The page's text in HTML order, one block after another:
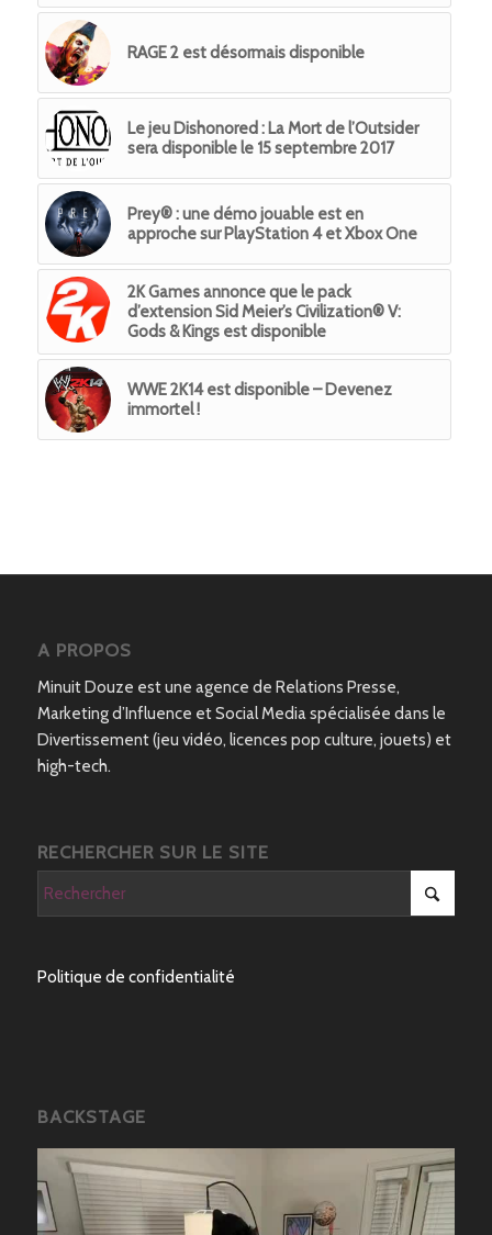
RAGE 2 est désormais disponible
Le jeu Dishonored : La Mort de l’Outsider
sera disponible le 15 septembre 2017
Prey® : une démo jouable est en
approche sur PlayStation 4 et Xbox One
2K Games annonce que le pack
d’extension Sid Meier’s Civilization® V:
Gods & Kings est disponible
WWE 2K14 est disponible – Devenez
immortel !
A PROPOS
Minuit Douze est une agence de Relations Presse,
Marketing d’Influence et Social Media spécialisée dans le
Divertissement (jeu vidéo, licences pop culture, jouets) et
high-tech.
RECHERCHER SUR LE SITE
Politique de confidentialité
BACKSTAGE